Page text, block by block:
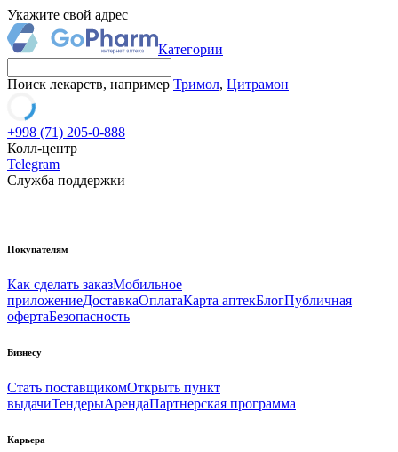
Укажите свой адрес
Категории
Поиск лекарств, например Тримол, Цитрамон
+998 (71) 205-0-888
Колл-центр
Telegram
Служба поддержки
Покупателям
Как сделать заказМобильное
приложениеДоставкаОплатаКарта аптекБлогПубличная
офертаБезопасность
Бизнесу
Стать поставщикомОткрыть пункт
выдачиТендерыАрендаПартнерская программа
Карьера